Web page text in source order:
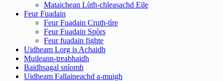
Mataichean Lùth-chleasachd Eile
Feur Fuadain
Feur Fuadain Cruth-tìre
Feur Fuadain Spòrs
Feur fuadain fighte
Uidheam Lorg is Achaidh
Muileann-treabhaidh
Baidhsagal snìomh
Uidheam Fallaineachd a-muigh